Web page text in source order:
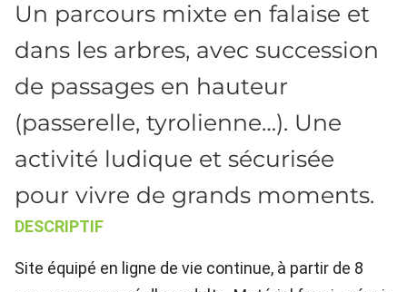
Un parcours mixte en falaise et
dans les arbres, avec succession
de passages en hauteur
(passerelle, tyrolienne…). Une
activité ludique et sécurisée
pour vivre de grands moments.
DESCRIPTIF
Site équipé en ligne de vie continue, à partir de 8